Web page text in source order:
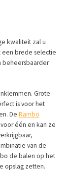
kwaliteit zal u
een brede selectie
beheersbaarder
Grote
is voor het
De Rambo
één en kan ze
van de
de balen op het
opslag zetten.